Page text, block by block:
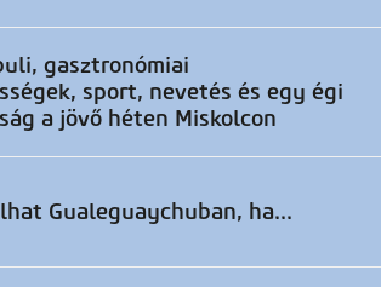
gasztronómiai
sport, nevetés és egy égi
a jövő héten Miskolcon
Gualeguaychuban, ha...